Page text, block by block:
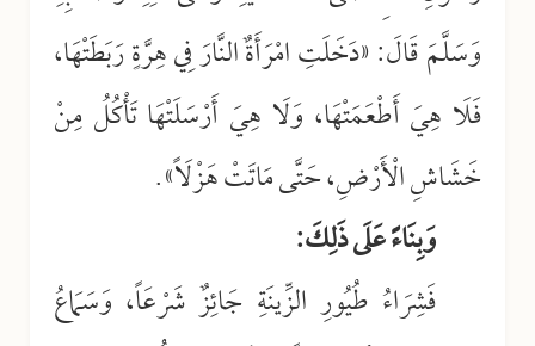
وَسَلَّمَ قَالَ: «دَخَلَتِ امْرَأَةٌ النَّارَ فِي هِرَّةٍ رَبَطَتْهَا،
فَلَا هِيَ أَطْعَمَتْهَا، وَلَا هِيَ أَرْسَلَتْهَا تَأْكُلُ مِنْ
خَشَاشِ الْأَرْضِ، حَتَّى مَاتَتْ هَزْلَاً».
وَبِنَاءً عَلَى ذَلِكَ:
فَشِرَاءُ طُيُورِ الزِّينَةِ جَائِزٌ شَرْعَاً، وَسَمَاعُ